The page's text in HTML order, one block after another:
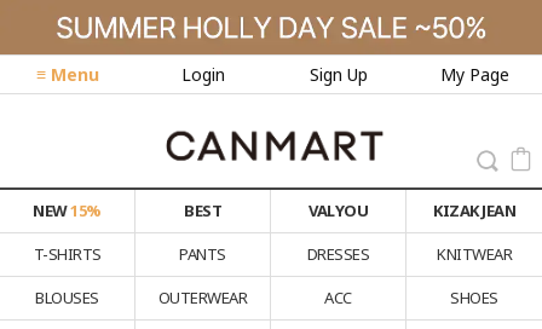
≡ Menu Login Sign Up My Page
NEW15% BEST VALYOU
KIZAK JEAN
T-SHIRTS
PANTS DRESSES
KNITWEAR
BLOUSES
OUTERWEAR ACC
SHOES